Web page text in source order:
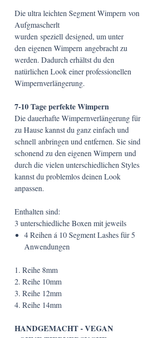
Die ultra leichten Segment Wimpern von
Aufgmascherlt
wurden speziell designed, um unter
den eigenen Wimpern angebracht zu
werden. Dadurch erhältst du den
natürlichen Look einer professionellen
Wimpernverlängerung.
7-10 Tage perfekte Wimpern
​Die dauerhafte Wimpernverlängerung für
zu Hause​ kannst du ganz einfach und
schnell anbringen und entfernen. Sie sind
schonend zu den eigenen Wimpern und
durch die vielen unterschiedlichen Styles
kannst du problemlos deinen Look
anpassen.
Enthalten sind:
3 unterschiedliche Boxen mit jeweils
4 Reihen á 10 Segment Lashes für 5
Anwendungen
1. Reihe 8mm
2. Reihe 10mm
3. Reihe 12mm
4. Reihe 14mm
HANDGEMACHT - VEGAN